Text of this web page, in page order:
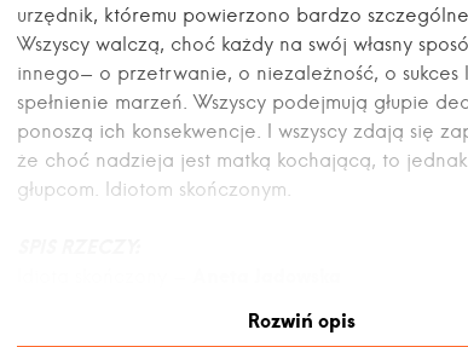
urzędnik, któremu powierzono bardzo
Wszyscy walczą, choć każdy na swój własny
innego- o przetrwanie, o niezależność, o sukces
spełnienie marzeń. Wszyscy podejmują głupie
ponoszą ich konsekwencje. I wszyscy zdają się
że choć nadzieja jest matką kochającą, to
głupcom. Idiotom skończonym.
Rozwiń opis